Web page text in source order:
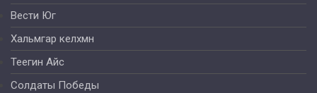
Вести Юг
Хальмгар келхмн
Теегин Айс
Солдаты Победы